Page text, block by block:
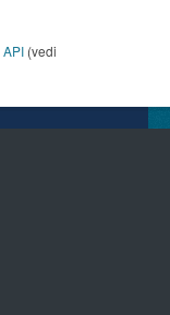
API (vedi